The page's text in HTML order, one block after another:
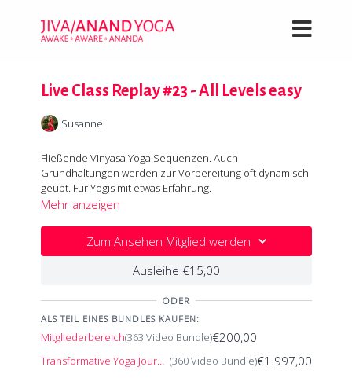
Live Class Replay #23 - All Levels easy
Susanne
Fließende Vinyasa Yoga Sequenzen. Auch
Grundhaltungen werden zur Vorbereitung oft dynamisch
geübt. Für Yogis mit etwas Erfahrung.
Mehr anzeigen
Zum Ansehen Mitglied werden
Ausleihe €15,00
ODER
ALS TEIL EINES BUNDLES KAUFEN:
Mitgliederbereich(363 Video Bundle)€200,00
Transformative Yoga Journey (360 Video Bundle)€1.997,00